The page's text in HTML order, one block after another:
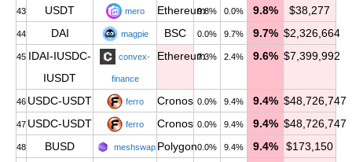
43 USDT mero Ethereum9.8% 0.0% 9.8% $38,277
44 DAI magpie BSC 0.0% 9.7% 9.7% $2,326,664
45 IDAI-IUSDC-
IUSDT
convex-
finance
Ethereum7.3% 2.4% 9.6% $7,399,992
46 USDC-USDT ferro Cronos 0.0% 9.4% 9.4% $48,726,747
47 USDC-USDT ferro Cronos 0.0% 9.4% 9.4% $48,726,747
48 BUSD meshswap Polygon0.0% 9.4% 9.4% $173,150